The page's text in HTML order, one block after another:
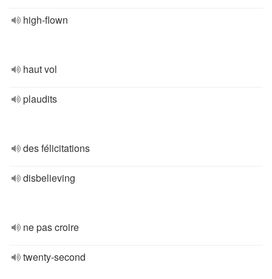
high-flown
haut vol
plaudits
des félicitations
disbelieving
ne pas croire
twenty-second